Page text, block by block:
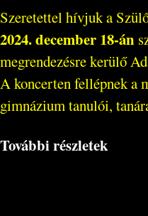
Szeretettel hívjuk a
2024. december 18-án
megrendezésre kerülő
A koncerten fellépnek a
gimnázium tanulói,
További részletek